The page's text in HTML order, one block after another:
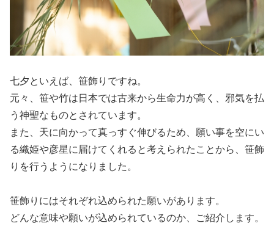
七夕といえば、笹飾りですね。
元々、笹や竹は日本では古来から生命力が高く、邪気を払
う神聖なものとされています。
また、天に向かって真っすぐ伸びるため、願い事を空にい
る織姫や彦星に届けてくれると考えられたことから、笹飾
りを行うようになりました。
笹飾りにはそれぞれ込められた願いがあります。
どんな意味や願いが込められているのか、ご紹介します。